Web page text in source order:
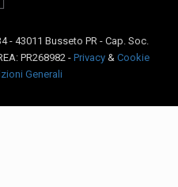
- 43011 Busseto PR - Cap. Soc.
PR268982 - Privacy& Cookie
Generali